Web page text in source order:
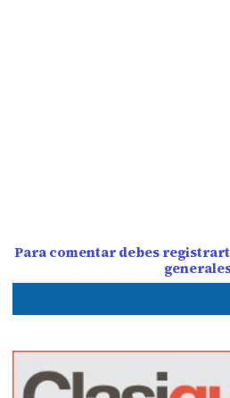
Para comentar debes